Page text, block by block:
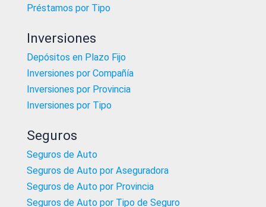
Préstamos por Tipo
Inversiones
Depósitos en Plazo Fijo
Inversiones por Compañía
Inversiones por Provincia
Inversiones por Tipo
Seguros
Seguros de Auto
Seguros de Auto por Aseguradora
Seguros de Auto por Provincia
Seguros de Auto por Tipo de Seguro